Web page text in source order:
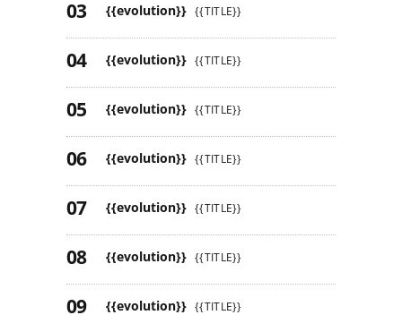
{{evolution}} {{TITLE}}
{{evolution}} {{TITLE}}
{{evolution}} {{TITLE}}
{{evolution}} {{TITLE}}
{{evolution}} {{TITLE}}
{{evolution}} {{TITLE}}
{{evolution}} {{TITLE}}